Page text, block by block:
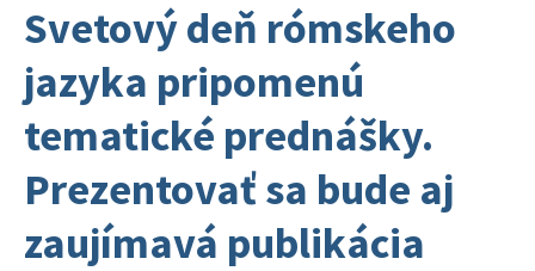
Svetový deň rómskeho
jazyka pripomenú
tematické prednášky.
Prezentovať sa bude aj
zaujímavá publikácia